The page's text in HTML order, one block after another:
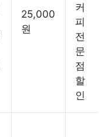
25,000
원
커
피
전
문
점
할
인